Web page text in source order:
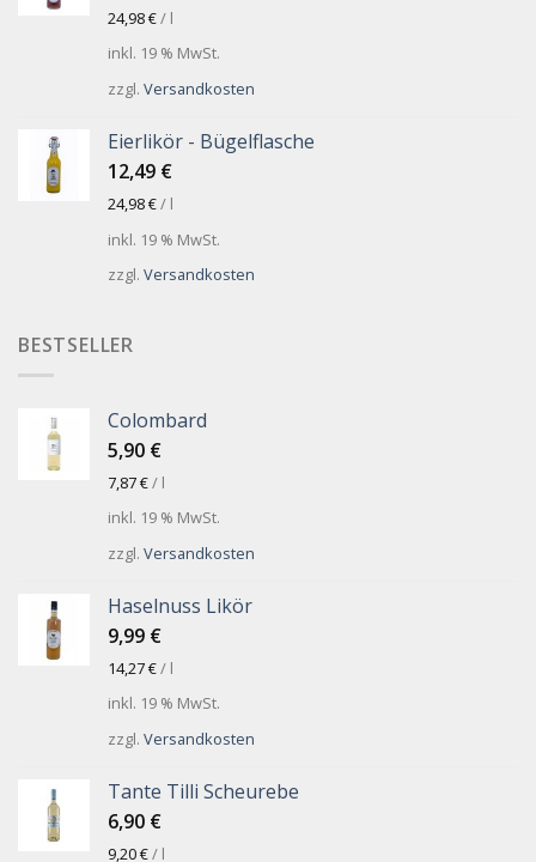
24,98€/ l
inkl. 19 % MwSt.
zzgl. Versandkosten
Eierlikör - Bügelflasche
12,49 €
24,98€/ l
inkl. 19 % MwSt.
zzgl. Versandkosten
BESTSELLER
Colombard
5,90 €
7,87€/ l
inkl. 19 % MwSt.
zzgl. Versandkosten
Haselnuss Likör
9,99 €
14,27€/ l
inkl. 19 % MwSt.
zzgl. Versandkosten
Tante Tilli Scheurebe
6,90 €
9,20€/ l